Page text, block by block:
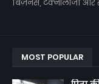
बिज़नेस, टेक्नोलॉजी और
MOST POPULAR